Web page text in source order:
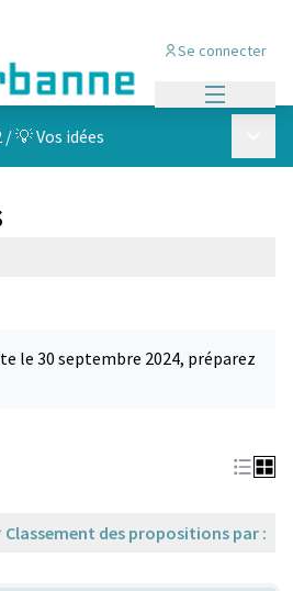
Se connecter
/💡 Vos idées
le 30 septembre 2024, préparez
Classement des propositions par :